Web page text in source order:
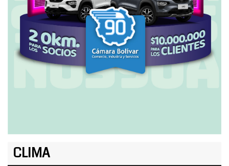
CLIMA